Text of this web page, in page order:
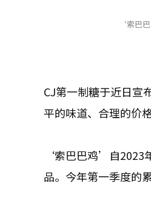
‘索巴
CJ第一制糖于近日
平的味道、合理的价
‘索巴巴鸡’自2023
品。今年第一季度的